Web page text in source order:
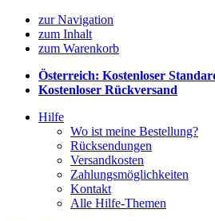
zur Navigation
zum Inhalt
zum Warenkorb
Österreich: Kostenloser
Kostenloser Rückversand
Hilfe
Wo ist meine Bestellung?
Rücksendungen
Versandkosten
Zahlungsmöglichkeiten
Kontakt
Alle Hilfe-Themen